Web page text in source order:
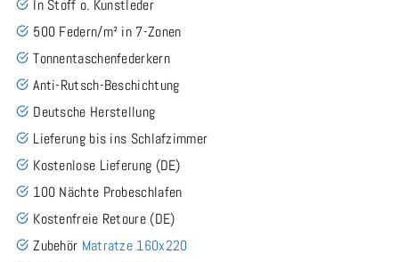
In Stoff o. Kunstleder
500 Federn/m² in 7-Zonen
Tonnentaschenfederkern
Anti-Rutsch-Beschichtung
Deutsche Herstellung
Lieferung bis ins Schlafzimmer
Kostenlose Lieferung (DE)
100 Nächte Probeschlafen
Kostenfreie Retoure (DE)
Zubehör Matratze 160x220